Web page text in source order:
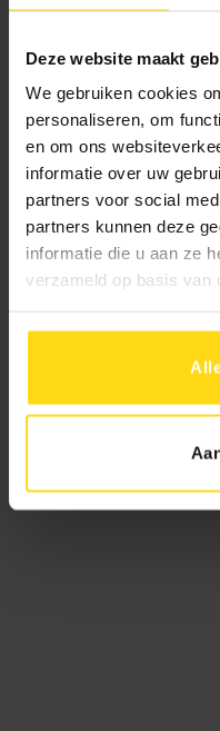
Deze website maakt
We gebruiken cookies
personaliseren, om
en om ons
informatie over uw
partners voor social
partners kunnen deze
informatie die u aan ze
verzameld op basis van
matrassen en
comfortabele
bijvoorbeeld aan
een dekbed en
Ook wanneer u
luchtig
zacht katoen